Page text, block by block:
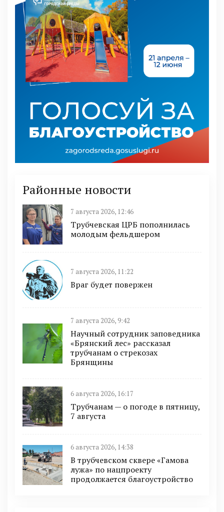
Районные новости
7 августа 2026, 12:46
Трубчевская ЦРБ пополнилась
молодым фельдшером
7 августа 2026, 11:22
Враг будет повержен
7 августа 2026, 9:42
Научный сотрудник заповедника
«Брянский лес» рассказал
трубчанам о стрекозах
Брянщины
6 августа 2026, 16:17
Трубчанам — о погоде в пятницу,
7 августа
6 августа 2026, 14:38
В трубчевском сквере «Гамова
лужа» по нацпроекту
продолжается благоустройство